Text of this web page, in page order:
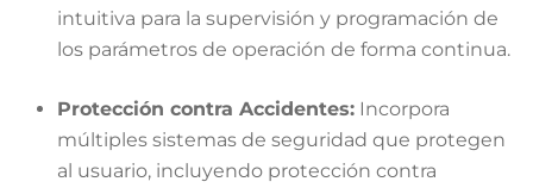
intuitiva para la supervisión y programación de
los parámetros de operación de forma continua.
Protección contra Accidentes: Incorpora
múltiples sistemas de seguridad que protegen
al usuario, incluyendo protección contra